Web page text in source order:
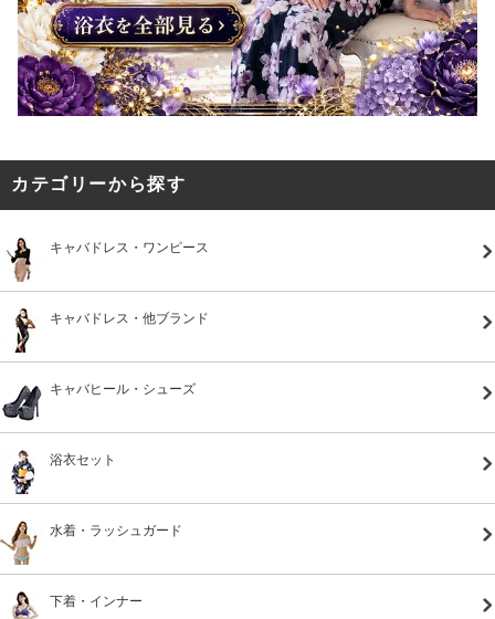
カテゴリーから探す
キャバドレス・ワンピース
キャバドレス・他ブランド
キャバヒール・シューズ
浴衣セット
水着・ラッシュガード
下着・インナー